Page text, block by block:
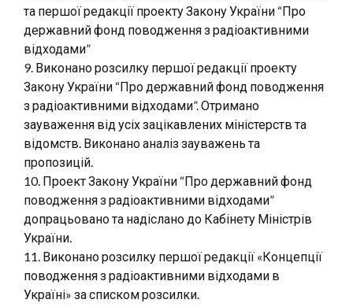
та першої редакції проекту Закону України “Про
державний фонд поводження з радіоактивними
відходами”
9. Виконано розсилку першої редакції проекту
Закону України “Про державний фонд поводження
з радіоактивними відходами”. Отримано
зауваження від усіх зацікавлених міністерств та
відомств. Виконано аналіз зауважень та
пропозицій.
10. Проект Закону України “Про державний фонд
поводження з радіоактивними відходами”
допрацьовано та надіслано до Кабінету Міністрів
України.
11. Виконано розсилку першої редакції «Концепції
поводження з радіоактивними відходами в
Україні» за списком розсилки.